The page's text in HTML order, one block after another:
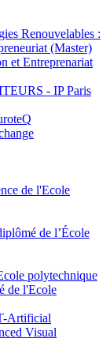
Renouvelables :
(Master)
et Entreprenariat
- IP Paris
de l'Ecole
de l’École
polytechnique
de l'Ecole
Artificial
Visual